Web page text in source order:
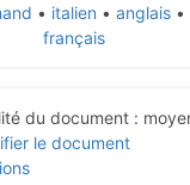
italien
anglais
français
du document
le document